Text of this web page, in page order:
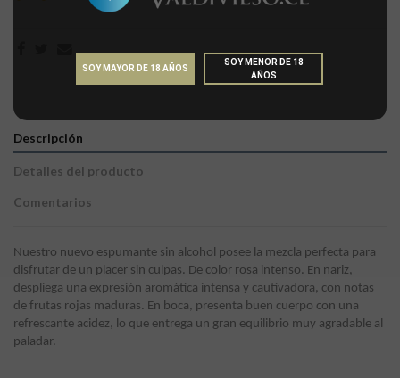
Descripción
Detalles del producto
Comentarios
Nuestro nuevo espumante sin alcohol posee la mezcla perfecta para
disfrutar de un placer sin culpas. De color rosa intenso. En nariz,
despliega una expresión aromática intensa y cautivadora, con notas
de frutas rojas maduras. En boca, presenta buen cuerpo con una
refrescante acidez, lo que entrega un gran equilibrio muy agradable al
paladar.
SOY MAYOR DE 18 AÑOS
SOY MENOR DE 18
AÑOS